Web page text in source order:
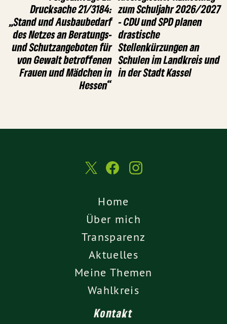
Drucksache 21/3184:
„Stand und Ausbaubedarf
des Netzes an Beratungs-
und Schutzangeboten für
von Gewalt betroffenen
Frauen und Mädchen in
Hessen“
zum Schuljahr 2026/2027
- CDU und SPD planen
drastische
Stellenkürzungen an
Schulen im Landkreis und
in der Stadt Kassel
Home
Über mich
Transparenz
Aktuelles
Meine Themen
Wahlkreis
Kontakt